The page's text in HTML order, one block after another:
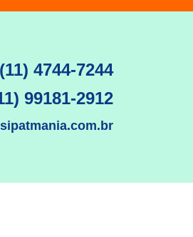
(11) 4744-7244
99181-2912